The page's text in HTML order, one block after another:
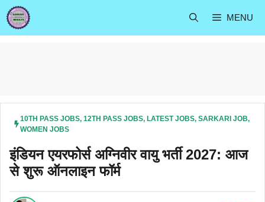
Skip
to
content
MENU
10TH PASS JOBS, 12TH PASS JOBS, LATEST JOBS, SARKARI JOB,
WOMEN JOBS
इंडियन एयरफोर्स अग्निवीर वायु भर्ती 2027: आज
से शुरू ऑनलाइन फॉर्म